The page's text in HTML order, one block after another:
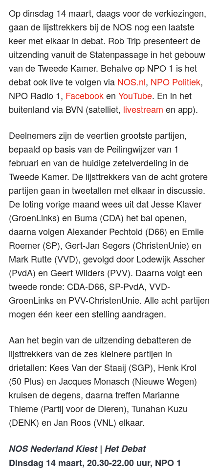
Op dinsdag 14 maart, daags voor de verkiezingen,
gaan de lijsttrekkers bij de NOS nog een laatste
keer met elkaar in debat. Rob Trip presenteert de
uitzending vanuit de Statenpassage in het gebouw
van de Tweede Kamer. Behalve op NPO 1 is het
debat ook live te volgen via NOS.nl, NPO Politiek,
NPO Radio 1, Facebooken YouTube. En in het
buitenland via BVN (satelliet, livestream en app).
Deelnemers zijn de veertien grootste partijen,
bepaald op basis van de Peilingwijzer van 1
februari en van de huidige zetelverdeling in de
Tweede Kamer. De lijsttrekkers van de acht grotere
partijen gaan in tweetallen met elkaar in discussie.
De loting vorige maand wees uit dat Jesse Klaver
(GroenLinks) en Buma (CDA) het bal openen,
daarna volgen Alexander Pechtold (D66) en Emile
Roemer (SP), Gert-Jan Segers (ChristenUnie) en
Mark Rutte (VVD), gevolgd door Lodewijk Asscher
(PvdA) en Geert Wilders (PVV). Daarna volgt een
tweede ronde: CDA-D66, SP-PvdA, VVD-
GroenLinks en PVV-ChristenUnie. Alle acht partijen
mogen één keer een stelling aandragen.
Aan het begin van de uitzending debatteren de
lijsttrekkers van de zes kleinere partijen in
drietallen: Kees Van der Staaij (SGP), Henk Krol
(50 Plus) en Jacques Monasch (Nieuwe Wegen)
kruisen de degens, daarna treffen Marianne
Thieme (Partij voor de Dieren), Tunahan Kuzu
(DENK) en Jan Roos (VNL) elkaar.
NOS Nederland Kiest | Het Debat
Dinsdag 14 maart, 20.30-22.00 uur, NPO 1